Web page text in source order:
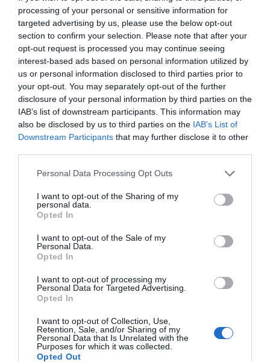
processing of your personal or sensitive information for
targeted advertising by us, please use the below opt-out
section to confirm your selection. Please note that after your
opt-out request is processed you may continue seeing
interest-based ads based on personal information utilized by
us or personal information disclosed to third parties prior to
your opt-out. You may separately opt-out of the further
disclosure of your personal information by third parties on the
IAB’s list of downstream participants. This information may
also be disclosed by us to third parties on the IAB’s List of
Downstream Participants that may further disclose it to other
Personal Data Processing Opt Outs
I want to opt-out of the Sharing of my
personal data.
Opted In
I want to opt-out of the Sale of my
Personal Data.
Opted In
I want to opt-out of processing my
Personal Data for Targeted Advertising.
Opted In
I want to opt-out of Collection, Use,
Retention, Sale, and/or Sharing of my
Personal Data that Is Unrelated with the
Purposes for which it was collected.
Opted Out
"boom" de los
medicamentos que Novo
Nordisk ha alterado todos
los datos macroeconómicos
de Dinamarca
La industria farmacéutica, con Novo Nordisk a la
cabeza, tuvo una importancia considerable en la
del 50%. "Los tres primeros trimestres del año, el
PIB subió un 1,3% respecto al mismo período del
año anterior. Sin la contribución de la industria
farmacéutica, el PIB habría retrocedido un 0,5%",
apuntaba la Oficina Nacional de Estadística del
país nórdico.
El papel de Novo Nordisk
en Catalunya